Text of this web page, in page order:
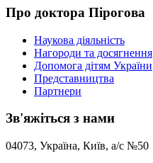
Про доктора Пірогова
Наукова діяльність
Нагороди та досягнення
Допомога дітям України
Представництва
Партнери
Зв'яжіться з нами
04073, Україна, Київ, а/с №50